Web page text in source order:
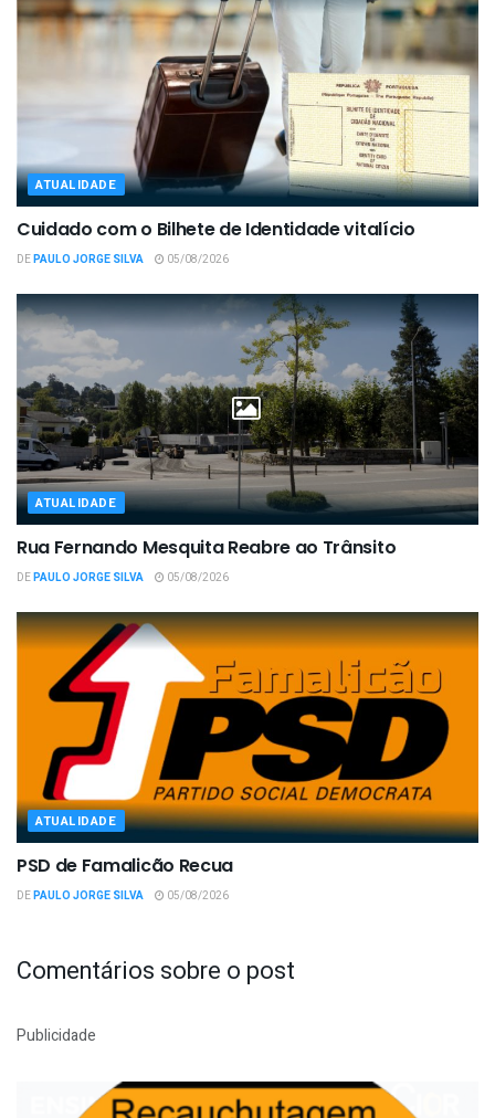
ATUALIDADE
Cuidado com o Bilhete de Identidade vitalício
DEPAULO JORGE SILVA 05/08/2026
ATUALIDADE
Rua Fernando Mesquita Reabre ao Trânsito
DEPAULO JORGE SILVA 05/08/2026
ATUALIDADE
PSD de Famalicão Recua
DEPAULO JORGE SILVA 05/08/2026
Comentários sobre o post
Publicidade